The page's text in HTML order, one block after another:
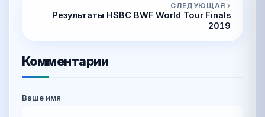
СЛЕДУЮЩАЯ ›
Результаты HSBC BWF World Tour Finals
2019
Комментарии
Ваше имя